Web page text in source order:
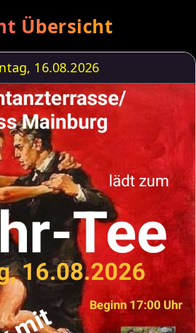
Übersicht
16.08.2026